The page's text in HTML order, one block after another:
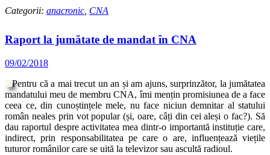
Categorii: anacronic CNA
Raport la jumătate de mandat în CNA
09/02/2018
Pentru că a mai trecut un an și am ajuns, surprinzător, la jumătatea
mandatului meu de membru CNA, îmi mențin promisiunea de a face
ceea ce, din cunoștințele mele, nu face niciun demnitar al statului
român neales prin vot popular (și, oare, câți din cei aleși o fac?). Să
dau raportul despre activitatea mea dintr-o importantă instituție care,
indirect, prin responsabilitatea pe care o are, influențează viețile
tuturor românilor care se uită la televizor sau ascultă radioul.